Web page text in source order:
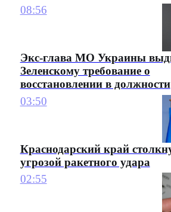
08:56
Экс-глава МО Украины
Зеленскому требование о
восстановлении в должности
03:50
Краснодарский край
угрозой ракетного удара
02:55